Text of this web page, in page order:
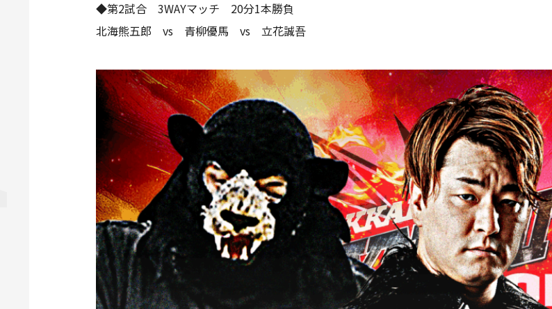
◆第2試合 3WAYマッチ 20分1本勝負
北海熊五郎 vs 青柳優馬 vs 立花誠吾